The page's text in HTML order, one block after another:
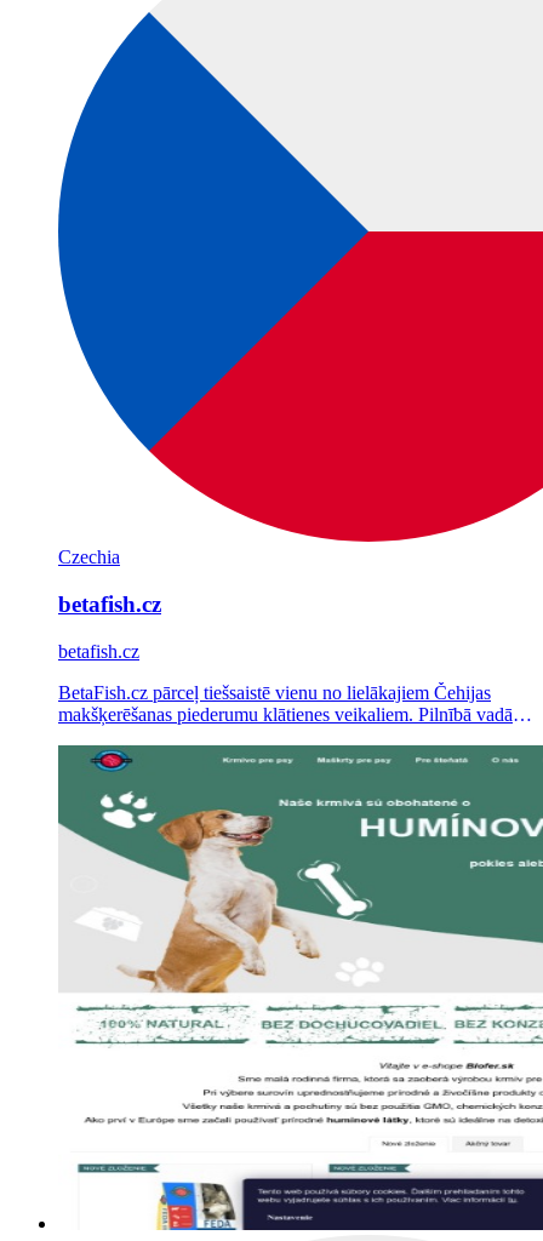
Czechia
betafish.cz
betafish.cz
BetaFish.cz pārceļ tiešsaistē vienu no lielākajiem Čehijas
makšķerēšanas piederumu klātienes veikaliem. Pilnībā vadām
Meta Ads un e-pasta kampaņas.